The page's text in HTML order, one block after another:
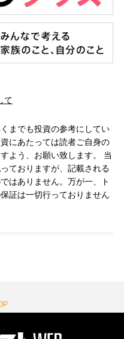
て
までも投資の参考にしてい
にあたっては読者ご自身の
よう、お願い致します。 当
ておりますが、記載される
はありません。万が一、ト
証は一切行っておりません